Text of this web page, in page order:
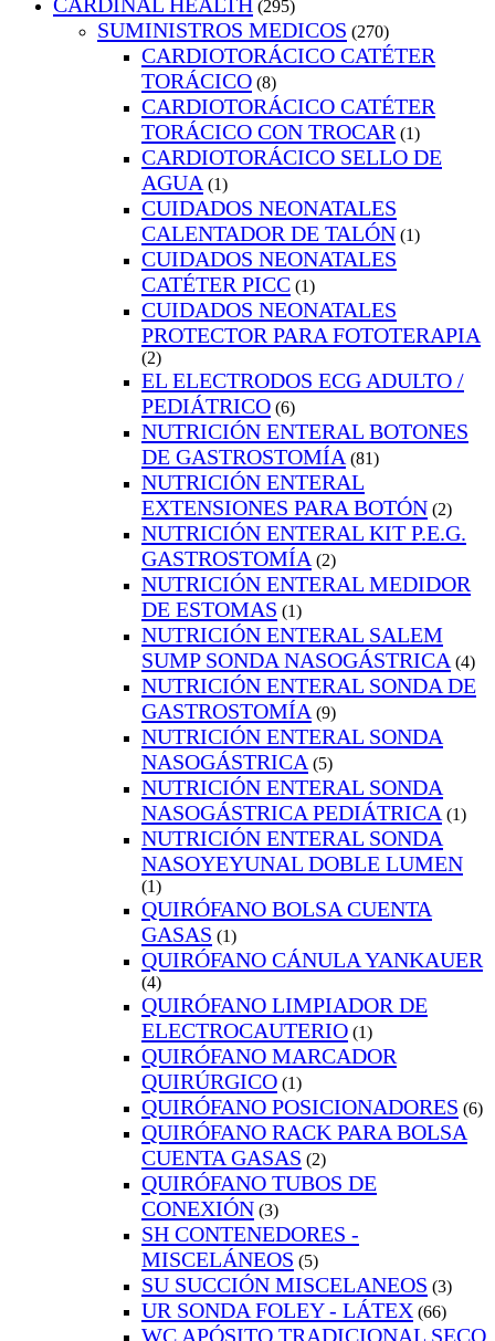
(295)
SUMINISTROS MEDICOS (270)
CARDIOTORÁCICO CATÉTER
TORÁCICO (8)
CARDIOTORÁCICO CATÉTER
TORÁCICO CON TROCAR (1)
CARDIOTORÁCICO SELLO DE
AGUA (1)
CUIDADOS NEONATALES
CALENTADOR DE TALÓN (1)
CUIDADOS NEONATALES
CATÉTER PICC (1)
CUIDADOS NEONATALES
PROTECTOR PARA FOTOTERAPIA
(2)
EL ELECTRODOS ECG ADULTO /
PEDIÁTRICO (6)
NUTRICIÓN ENTERAL BOTONES
DE GASTROSTOMÍA (81)
NUTRICIÓN ENTERAL
EXTENSIONES PARA BOTÓN (2)
NUTRICIÓN ENTERAL KIT P.E.G.
GASTROSTOMÍA (2)
NUTRICIÓN ENTERAL MEDIDOR
DE ESTOMAS (1)
NUTRICIÓN ENTERAL SALEM
SUMP SONDA NASOGÁSTRICA (4)
NUTRICIÓN ENTERAL SONDA DE
GASTROSTOMÍA (9)
NUTRICIÓN ENTERAL SONDA
NASOGÁSTRICA (5)
NUTRICIÓN ENTERAL SONDA
NASOGÁSTRICA PEDIÁTRICA (1)
NUTRICIÓN ENTERAL SONDA
NASOYEYUNAL DOBLE LUMEN
(1)
QUIRÓFANO BOLSA CUENTA
GASAS (1)
QUIRÓFANO CÁNULA YANKAUER
(4)
QUIRÓFANO LIMPIADOR DE
ELECTROCAUTERIO (1)
QUIRÓFANO MARCADOR
QUIRÚRGICO (1)
QUIRÓFANO POSICIONADORES (6)
QUIRÓFANO RACK PARA BOLSA
CUENTA GASAS (2)
QUIRÓFANO TUBOS DE
CONEXIÓN (3)
SH CONTENEDORES -
MISCELÁNEOS (5)
SU SUCCIÓN MISCELANEOS (3)
UR SONDA FOLEY - LÁTEX (66)
WC APÓSITO TRADICIONAL SECO